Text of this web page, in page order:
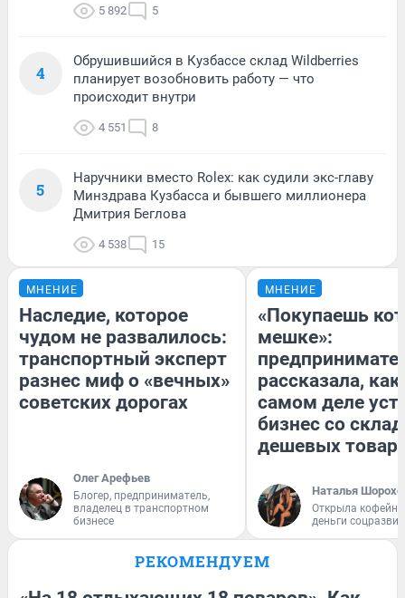
5 892 5
4
Обрушившийся в Кузбассе склад Wildberries
планирует возобновить работу — что
происходит внутри
4 551 8
5
Наручники вместо Rolex: как судили экс-главу
Минздрава Кузбасса и бывшего миллионера
Дмитрия Беглова
4 538 15
МНЕНИЕ
Наследие, которое
чудом не развалилось:
транспортный эксперт
разнес миф о «вечных»
советских дорогах
Олег Арефьев
Блогер, предприниматель,
владелец в транспортном
бизнесе
МНЕНИЕ
«Покупаешь
мешке»:
рассказала, как
самом деле
бизнес со
дешевых
Наталья
Открыла
деньги
РЕКОМЕНДУЕМ